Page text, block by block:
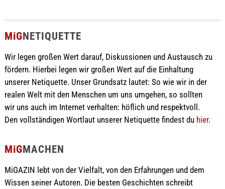
MiGNETIQUETTE
Wir legen großen Wert darauf, Diskussionen und Austausch zu
fördern. Hierbei legen wir großen Wert auf die Einhaltung
unserer Netiquette. Unser Grundsatz lautet: So wie wir in der
realen Welt mit den Menschen um uns umgehen, so sollten
wir uns auch im Internet verhalten: höflich und respektvoll.
Den vollständigen Wortlaut unserer Netiquette findest du hier.
MiGMACHEN
MiGAZIN lebt von der Vielfalt, von den Erfahrungen und dem
Wissen seiner Autoren. Die besten Geschichten schreibt